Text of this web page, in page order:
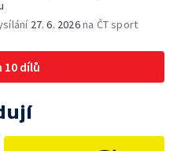
27. 6. 2026na ČT sport
10 dílů